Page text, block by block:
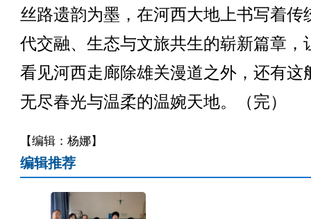
丝路遗韵为墨，在河西大地上书写着传
代交融、生态与文旅共生的崭新篇章，
看见河西走廊除雄关漫道之外，还有这
无尽春光与温柔的温婉天地。（完）
【编辑：杨娜】
编辑推荐